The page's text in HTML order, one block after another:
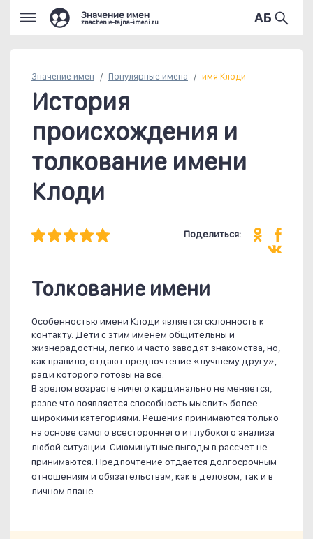
Значение имен
znachenie-tajna-imeni.ru
Значение имен Популярные имена имя Клоди
История
происхождения и
толкование имени
Клоди
Поделиться:
Толкование имени
Особенностью имени Клоди является склонность к
контакту. Дети с этим именем общительны и
жизнерадостны, легко и часто заводят знакомства, но,
как правило, отдают предпочтение «лучшему другу»,
ради которого готовы на все.
В зрелом возрасте ничего кардинально не меняется,
разве что появляется способность мыслить более
широкими категориями. Решения принимаются только
на основе самого всестороннего и глубокого анализа
любой ситуации. Сиюминутные выгоды в рассчет не
принимаются. Предпочтение отдается долгосрочным
отношениям и обязательствам, как в деловом, так и в
личном плане.